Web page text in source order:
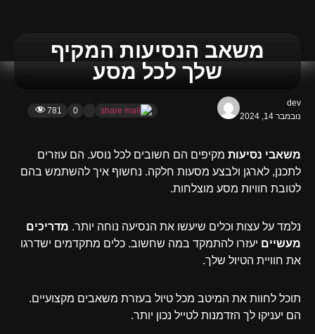
משאב הנסיעות המקיף
שלך לכל מסע
dev
נובמבר 14, 2024
0
781
משאבי נסיעות מקיפים הם חשובים לכל נוסע. הם עוזרים
לתכנן, לארגן ולבצע מסעות חלקה. נחשוף איך להשתמש בהם
לטובת חוויות מסע מוצלחות.
נלמד על עצות וכלים שיעשו את הנסיעה נוחה יותר. מדריכים
מעשיים יעזרו להתמקד במה שחשוב. כלים מתקדמים ישדרגו
את חוויית הטיול שלך.
תוכל לחוות את המיטב מכל טיול בעזרת משאבים מקצועיים.
הם יעניקו לך הזדמנות לטייל נכון יותר.